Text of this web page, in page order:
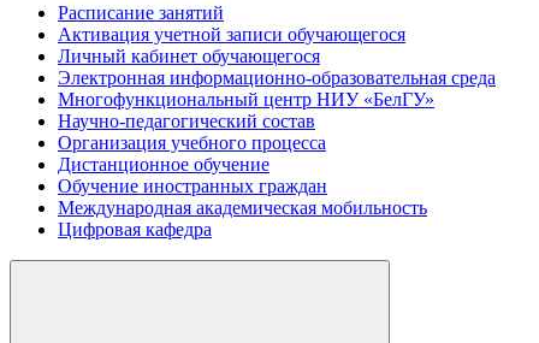
Расписание занятий
Активация учетной записи обучающегося
Личный кабинет обучающегося
Электронная информационно-образовательная среда
Многофункциональный центр НИУ «БелГУ»
Научно-педагогический состав
Организация учебного процесса
Дистанционное обучение
Обучение иностранных граждан
Международная академическая мобильность
Цифровая кафедра